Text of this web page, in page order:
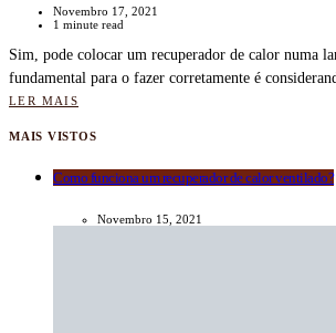
Novembro 17, 2021
1 minute read
Sim, pode colocar um recuperador de calor numa
fundamental para o fazer corretamente é
LER MAIS
MAIS VISTOS
Como funciona um recuperador de calor ventilado?
Novembro 15, 2021